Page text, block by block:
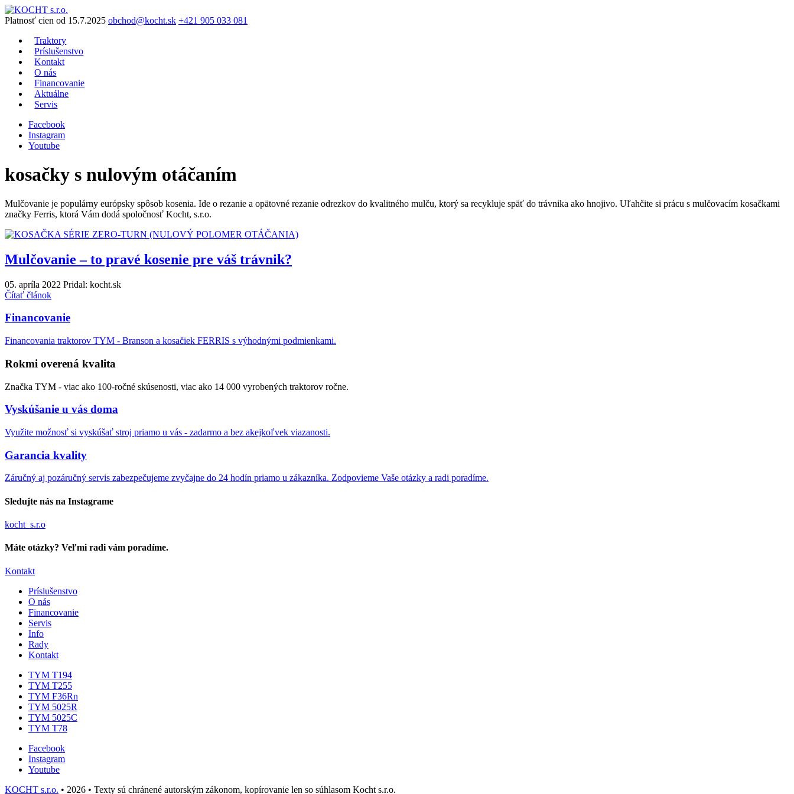
Preskočiť
na
Platnosť cien od 15.7.2025 obchod@kocht.sk +421 905 033 081
Traktory
Príslušenstvo
Kontakt
O nás
Financovanie
Aktuálne
Servis
Facebook
Instagram
Youtube
kosačky s nulovým otáčaním
Mulčovanie je populárny európsky spôsob kosenia. Ide o rezanie a opätovné rezanie odrezkov do kvalitného mulču, ktorý sa recykluje späť do trávnika ako hnojivo. Uľahčite si prácu s mulčovacím kosačkami
značky Ferris, ktorá Vám dodá spoločnosť Kocht, s.r.o.
Mulčovanie – to pravé kosenie pre váš trávnik?
05. apríla 2022 Pridal: kocht.sk
Čítať článok
Financovanie
Financovania traktorov TYM - Branson a kosačiek FERRIS s výhodnými podmienkami.
Rokmi overená kvalita
Značka TYM - viac ako 100-ročné skúsenosti, viac ako 14 000 vyrobených traktorov ročne.
Vyskúšanie u vás doma
Využite možnosť si vyskúšať stroj priamo u vás - zadarmo a bez akejkoľvek viazanosti.
Garancia kvality
Záručný aj pozáručný servis zabezpečujeme zvyčajne do 24 hodín priamo u zákazníka. Zodpovieme Vaše otázky a radi poradíme.
Sledujte nás na Instagrame
kocht_s.r.o
Máte otázky? Veľmi radi vám poradíme.
Kontakt
Príslušenstvo
O nás
Financovanie
Servis
Info
Rady
Kontakt
TYM T194
TYM T255
TYM F36Rn
TYM 5025R
TYM 5025C
TYM T78
Facebook
Instagram
Youtube
KOCHT s.r.o. • 2026 • Texty sú chránené autorským zákonom, kopírovanie len so súhlasom Kocht s.r.o.